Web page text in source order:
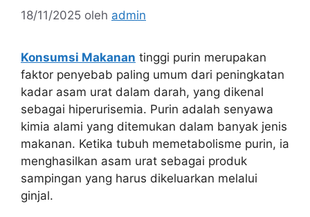
18/11/2025 oleh admin
Konsumsi Makanan tinggi purin merupakan
faktor penyebab paling umum dari peningkatan
kadar asam urat dalam darah, yang dikenal
sebagai hiperurisemia. Purin adalah senyawa
kimia alami yang ditemukan dalam banyak jenis
makanan. Ketika tubuh memetabolisme purin, ia
menghasilkan asam urat sebagai produk
sampingan yang harus dikeluarkan melalui
ginjal.